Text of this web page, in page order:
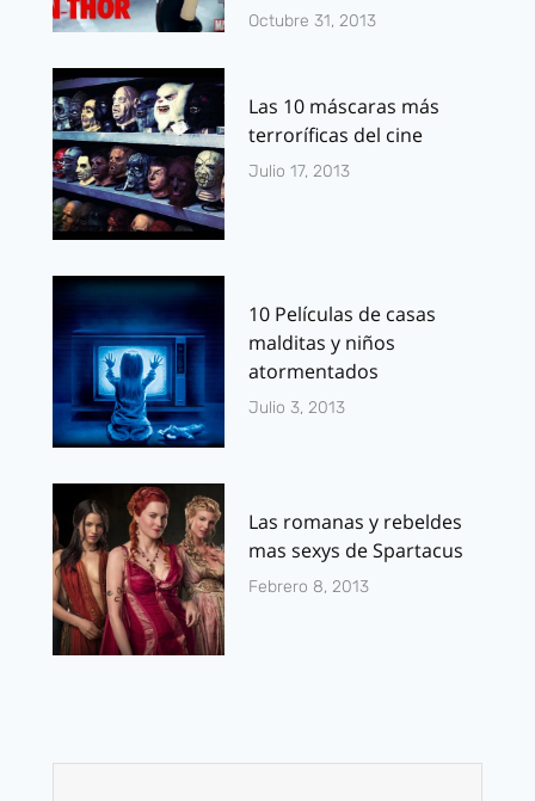
Octubre 31, 2013
Las 10 máscaras más
terroríficas del cine
Julio 17, 2013
10 Películas de casas
malditas y niños
atormentados
Julio 3, 2013
Las romanas y rebeldes
mas sexys de Spartacus
Febrero 8, 2013